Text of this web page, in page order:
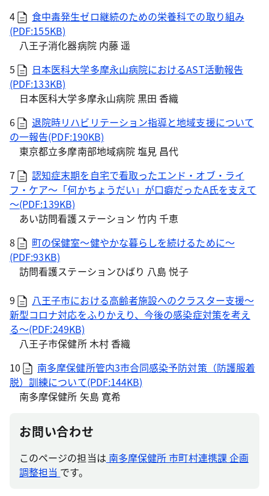
4
食中毒発生ゼロ継続のための栄養科での取り組み
(PDF:155KB)
八王子消化器病院 内藤 遥
5
日本医科大学多摩永山病院におけるAST活動報告
(PDF:133KB)
日本医科大学多摩永山病院 黒田 香織
6
退院時リハビリテーション指導と地域支援について
の一報告(PDF:190KB)
東京都立多摩南部地域病院 塩見 昌代
7
認知症末期を自宅で看取ったエンド・オブ・ライ
フ・ケア～「何かちょうだい」が口癖だったA氏を支えて
～(PDF:139KB)
あい訪問看護ステーション 竹内 千恵
8
町の保健室～健やかな暮らしを続けるために～
(PDF:93KB)
訪問看護ステーションひばり 八島 悦子
9
八王子市における高齢者施設へのクラスター支援～
新型コロナ対応をふりかえり、今後の感染症対策を考え
る～(PDF:249KB)
八王子市保健所 木村 香織
10
南多摩保健所管内3市合同感染予防対策（防護服着
脱）訓練について(PDF:144KB)
南多摩保健所 矢島 寛希
お問い合わせ
このページの担当は 南多摩保健所 市町村連携課 企画
調整担当 です。